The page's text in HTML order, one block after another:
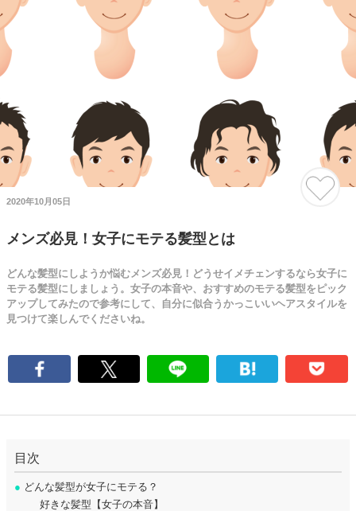
2020年10月05日
メンズ必見！女子にモテる髪型とは
どんな髪型にしようか悩むメンズ必見！どうせイメチェンするなら女子に
モテる髪型にしましょう。女子の本音や、おすすめのモテる髪型をピック
アップしてみたので参考にして、自分に似合うかっこいいヘアスタイルを
見つけて楽しんでくださいね。
目次
● どんな髪型が女子にモテる？
好きな髪型【女子の本音】